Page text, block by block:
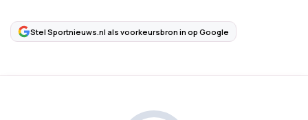
Stel Sportnieuws.nl als voorkeursbron in op Google